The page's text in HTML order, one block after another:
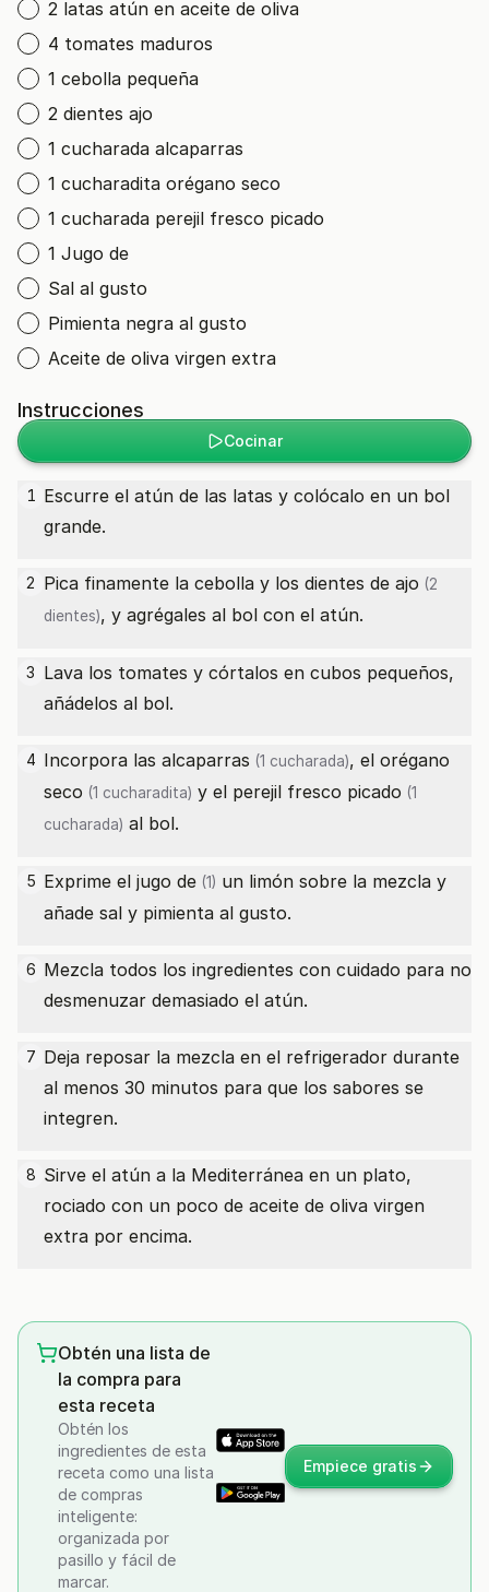
2 latas atún en aceite de oliva
4 tomates maduros
1 cebolla pequeña
2 dientes ajo
1 cucharada alcaparras
1 cucharadita orégano seco
1 cucharada perejil fresco picado
1 Jugo de
Sal al gusto
Pimienta negra al gusto
Aceite de oliva virgen extra
Instrucciones
Cocinar
1 Escurre el atún de las latas y colócalo en un bol
grande.
2 Pica finamente la cebolla y los dientes de ajo (2
dientes), y agrégales al bol con el atún.
3 Lava los tomates y córtalos en cubos pequeños,
añádelos al bol.
4 Incorpora las alcaparras (1 cucharada), el orégano
seco (1 cucharadita) y el perejil fresco picado (1
cucharada) al bol.
5 Exprime el jugo de (1) un limón sobre la mezcla y
añade sal y pimienta al gusto.
6 Mezcla todos los ingredientes con cuidado para no
desmenuzar demasiado el atún.
7 Deja reposar la mezcla en el refrigerador durante
al menos 30 minutos para que los sabores se
integren.
8 Sirve el atún a la Mediterránea en un plato,
rociado con un poco de aceite de oliva virgen
extra por encima.
Obtén una lista de
la compra para
esta receta
Obtén los
ingredientes de esta
receta como una lista
de compras
inteligente:
organizada por
pasillo y fácil de
marcar.
Empiece gratis